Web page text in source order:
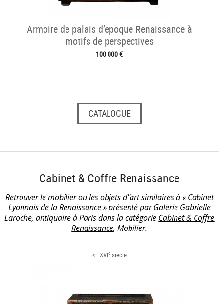
Armoire de palais d’epoque Renaissance à
motifs de perspectives
100 000 €
CATALOGUE
Cabinet & Coffre Renaissance
Retrouver le mobilier ou les objets d''art similaires à « Cabinet
Lyonnais de la Renaissance » présenté par Galerie Gabrielle
Laroche, antiquaire à Paris dans la catégorie Cabinet & Coffre
Renaissance, Mobilier.
< XVIesiècle